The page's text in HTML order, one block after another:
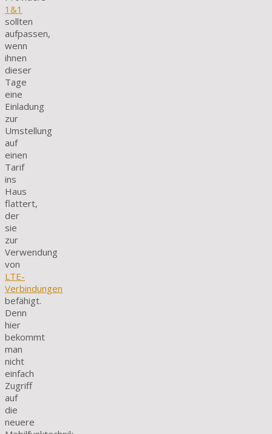
1&1
sollten
aufpassen,
wenn
ihnen
dieser
Tage
eine
Einladung
zur
Umstellung
auf
einen
Tarif
ins
Haus
flattert,
der
sie
zur
Verwendung
von
LTE-
Verbindungen
befähigt.
Denn
hier
bekommt
man
nicht
einfach
Zugriff
auf
die
neuere